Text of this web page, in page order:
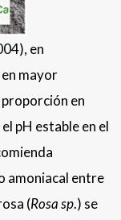
en
mayor
en
pH estable en el
amoniacal entre
(Rosa sp.) se